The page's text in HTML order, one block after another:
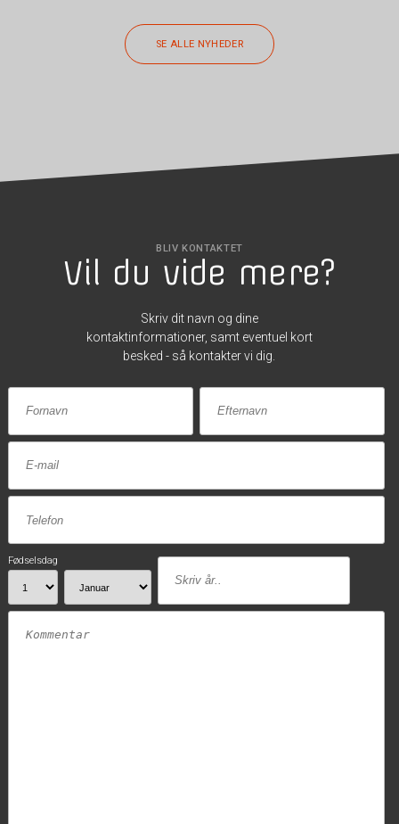
SE ALLE NYHEDER
BLIV KONTAKTET
Vil du vide mere?
Skriv dit navn og dine
kontaktinformationer, samt eventuel kort
besked - så kontakter vi dig.
Fødselsdag